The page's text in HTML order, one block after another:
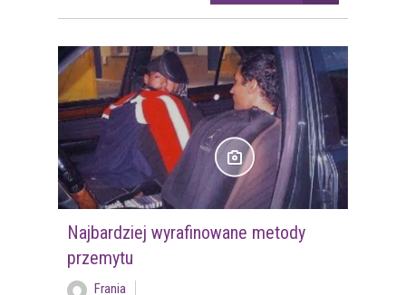
Najbardziej wyrafinowane metody
przemytu
Frania